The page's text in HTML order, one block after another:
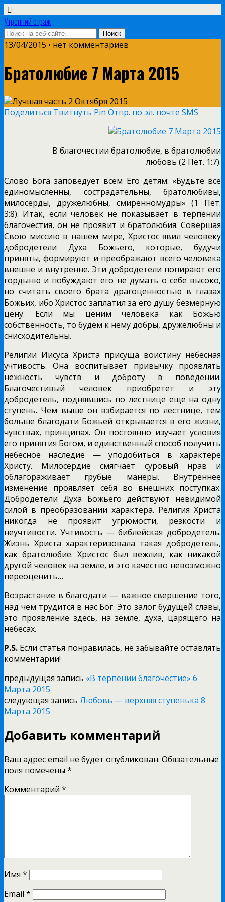
Утренний страж
13/04/2015 • нет комментариев
Братолюбие 7 Марта 2015
Поделиться Твитнуть Pin Отпр. по эл. почте SMS
В благочестии братолюбие, в братолюбии
любовь (2 Пет. 1:7).
Слово Бога заповедует всем Его детям: «Будьте все
единомысленны, сострадательны, братолюбивы,
милосерды, дружелюбны, смиренномудры» (1 Пет.
3:8). Итак, если человек не показывает в терпении
благочестия, он не проявит и братолюбия. Совершая
Свою миссию в нашем мире, Христос явил человеку
добродетели Духа Божьего, которые, будучи
приняты, формируют и преображают всего человека
внешне и внутренне. Эти добродетели попирают его
гордыню и побуждают его не думать о себе высоко,
но считать своего брата драгоценностью в глазах
Божьих, ибо Христос заплатил за его душу безмерную
цену. Если мы ценим человека как Божью
собственность, то будем к нему добры, дружелюбны и
снисходительны.
Религии Иисуса Христа присуща воистину небесная
учтивость. Она воспитывает привычку проявлять
нежность чувств и доброту в поведении.
Благочестивый человек приобретет и эту
добродетель, поднявшись по лестнице еще на одну
ступень. Чем выше он взбирается по лестнице, тем
больше благодати Божьей открывается в его жизни,
чувствах, принципах. Он постоянно изучает условия
его принятия Богом, и единственный способ получить
небесное наследие — уподобиться в характере
Христу. Милосердие смягчает суровый нрав и
облагораживает грубые манеры. Внутреннее
изменение проявляет себя во внешних поступках.
Добродетели Духа Божьего действуют невидимой
силой в преобразовании характера. Религия Христа
никогда не проявит угрюмости, резкости и
неучтивости. Учтивость — библейская добродетель.
Жизнь Христа характеризовала такая добродетель,
как братолюбие. Христос был вежлив, как никакой
другой человек на земле, и это качество невозможно
переоценить…
Возрастание в благодати — важное свершение того,
над чем трудится в нас Бог. Это залог будущей славы,
это проявление здесь, на земле, духа, царящего на
небесах.
P.S. Если статья понравилась, не забывайте оставлять
комментарии!
предыдущая запись «В терпении благочестие» 6
Марта 2015
следующая запись Любовь — верхняя ступенька 8
Марта 2015
Добавить комментарий
Ваш адрес email не будет опубликован. Обязательные
поля помечены *
Комментарий *
Имя *
Email *